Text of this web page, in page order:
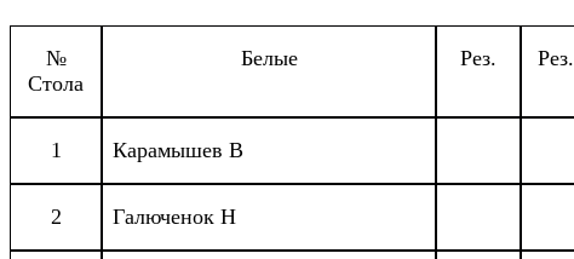
№
Стола
Белые Рез. Рез.
1 Карамышев В
2 Галюченок Н